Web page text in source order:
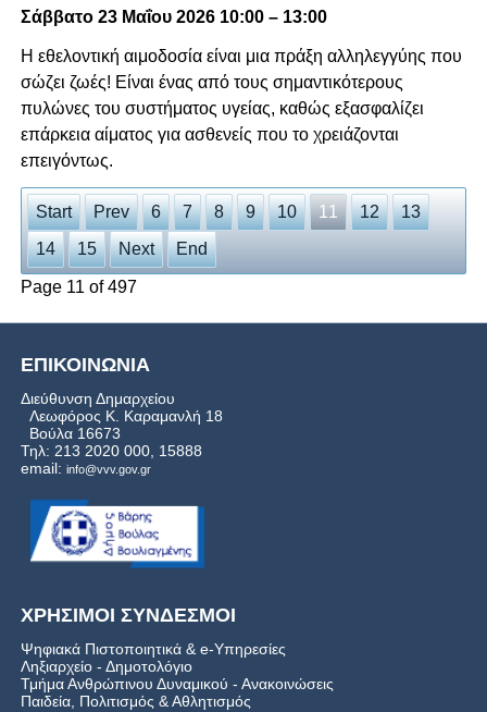
Σάββατο 23 Μαΐου 2026 10:00 – 13:00
Η εθελοντική αιμοδοσία είναι μια πράξη αλληλεγγύης που
σώζει ζωές! Είναι ένας από τους σημαντικότερους
πυλώνες του συστήματος υγείας, καθώς εξασφαλίζει
επάρκεια αίματος για ασθενείς που το χρειάζονται
επειγόντως.
Start Prev 6 7 8 9 10 11 12
13
14
15 Next End
Page 11 of 497
ΕΠΙΚΟΙΝΩΝΙΑ
Διεύθυνση Δημαρχείου
Λεωφόρος Κ. Καραμανλή 18
Βούλα 16673
Τηλ: 213 2020 000, 15888
email: info@vvv.gov.gr
ΧΡΗΣΙΜΟΙ ΣΥΝΔΕΣΜΟΙ
Ψηφιακά Πιστοποιητικά & e-Υπηρεσίες
Ληξιαρχείο - Δημοτολόγιο
Τμήμα Ανθρώπινου Δυναμικού - Ανακοινώσεις
Παιδεία, Πολιτισμός & Αθλητισμός